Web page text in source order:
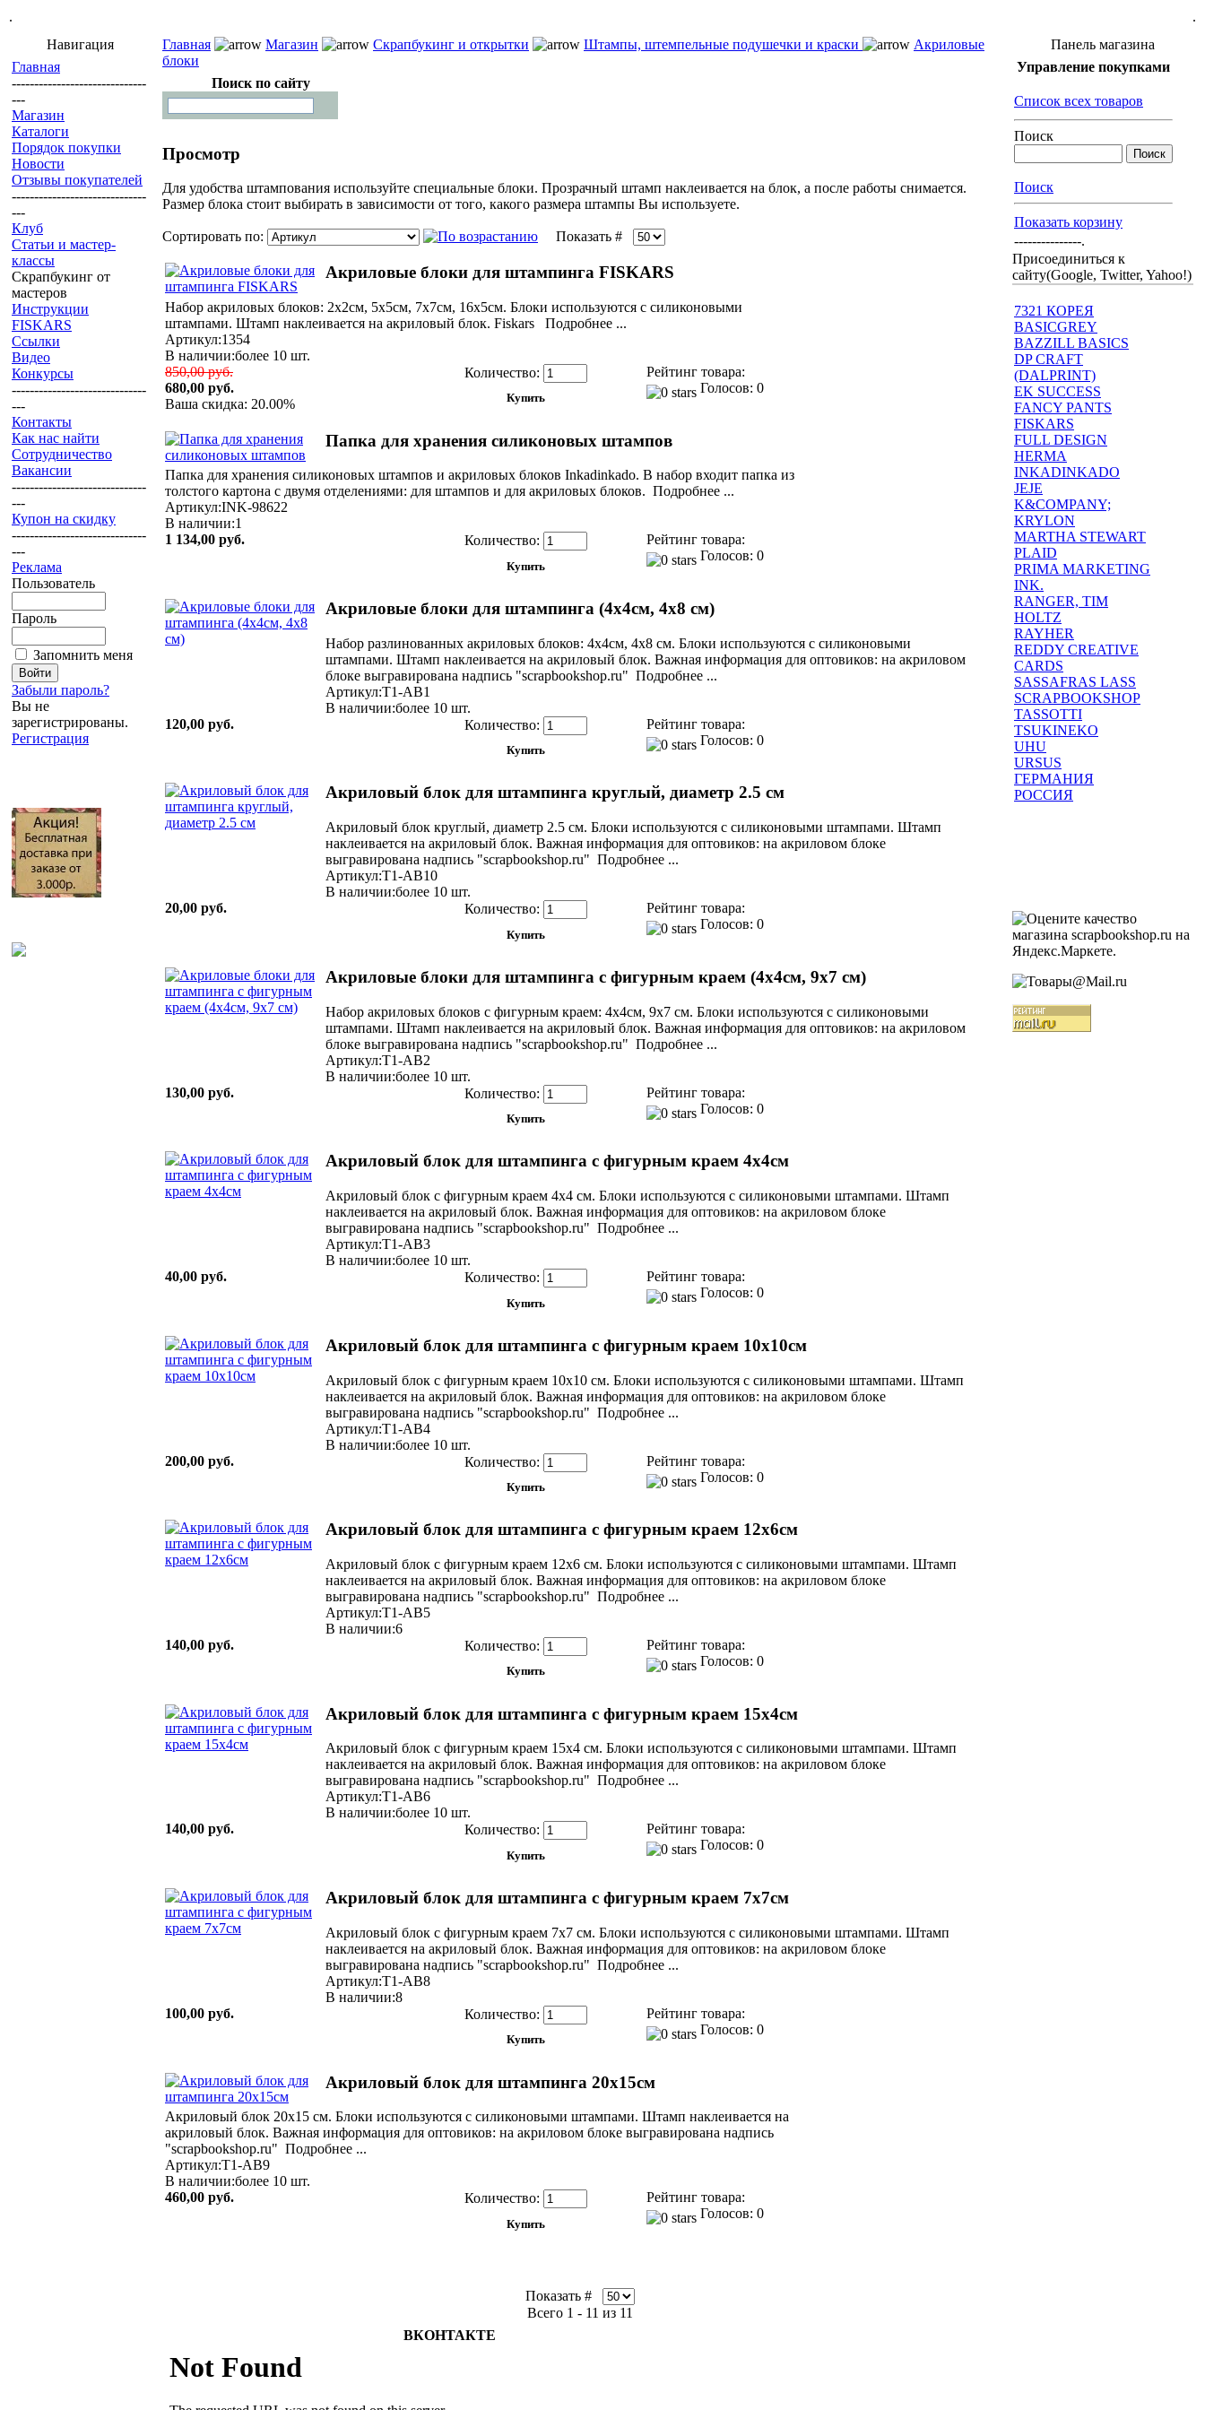
.
.
Навигация
Главная
------------------------------
---
Магазин
Каталоги
Порядок покупки
Новости
Отзывы покупателей
------------------------------
---
Клуб
Статьи и мастер-
классы
Скрапбукинг от
мастеров
Инструкции
FISKARS
Ссылки
Видео
Конкурсы
------------------------------
---
Контакты
Как нас найти
Сотрудничество
Вакансии
------------------------------
---
Купон на скидку
------------------------------
---
Реклама
Пользователь
Пароль
Запомнить меня
Забыли пароль?
Вы не
зарегистрированы.
Регистрация
Главная Магазин Скрапбукинг и открытки Штампы, штемпельные подушечки и краски
Акриловые
блоки
Поиск по сайту
Просмотр
Для удобства штампования используйте специальные блоки. Прозрачный штамп наклеивается на блок, а после работы снимается.
Размер блока стоит выбирать в зависимости от того, какого размера штампы Вы используете.
Сортировать по: Показать #
Акриловые блоки для штампинга FISKARS
Набор акриловых блоков: 2х2см, 5х5см, 7х7см, 16х5см. Блоки используются с силиконовыми
штампами. Штамп наклеивается на акриловый блок. Fiskars Подробнее ...
Артикул:1354
В наличии:более 10 шт.
850,00 руб.
680,00 руб.
Ваша скидка: 20.00%
Количество:
Рейтинг товара:
Голосов: 0
Папка для хранения силиконовых штампов
Папка для хранения силиконовых штампов и акриловых блоков Inkadinkado. В набор входит папка из
толстого картона с двумя отделениями: для штампов и для акриловых блоков. Подробнее ...
Артикул:INK-98622
В наличии:1
1 134,00 руб.
Количество:
Рейтинг товара:
Голосов: 0
Акриловые блоки для штампинга (4х4см, 4х8 см)
Набор разлинованных акриловых блоков: 4х4см, 4х8 см. Блоки используются с силиконовыми
штампами. Штамп наклеивается на акриловый блок. Важная информация для оптовиков: на акриловом
блоке выгравирована надпись "scrapbookshop.ru" Подробнее ...
Артикул:T1-AB1
В наличии:более 10 шт.
120,00 руб.
Количество:
Рейтинг товара:
Голосов: 0
Акриловый блок для штампинга круглый, диаметр 2.5 см
Акриловый блок круглый, диаметр 2.5 см. Блоки используются с силиконовыми штампами. Штамп
наклеивается на акриловый блок. Важная информация для оптовиков: на акриловом блоке
выгравирована надпись "scrapbookshop.ru" Подробнее ...
Артикул:T1-AB10
В наличии:более 10 шт.
20,00 руб.
Количество:
Рейтинг товара:
Голосов: 0
Акриловые блоки для штампинга с фигурным краем (4х4см, 9х7 см)
Набор акриловых блоков с фигурным краем: 4х4см, 9х7 см. Блоки используются с силиконовыми
штампами. Штамп наклеивается на акриловый блок. Важная информация для оптовиков: на акриловом
блоке выгравирована надпись "scrapbookshop.ru" Подробнее ...
Артикул:T1-AB2
В наличии:более 10 шт.
130,00 руб.
Количество:
Рейтинг товара:
Голосов: 0
Акриловый блок для штампинга с фигурным краем 4х4см
Акриловый блок с фигурным краем 4х4 см. Блоки используются с силиконовыми штампами. Штамп
наклеивается на акриловый блок. Важная информация для оптовиков: на акриловом блоке
выгравирована надпись "scrapbookshop.ru" Подробнее ...
Артикул:T1-AB3
В наличии:более 10 шт.
40,00 руб.
Количество:
Рейтинг товара:
Голосов: 0
Акриловый блок для штампинга с фигурным краем 10х10см
Акриловый блок с фигурным краем 10х10 см. Блоки используются с силиконовыми штампами. Штамп
наклеивается на акриловый блок. Важная информация для оптовиков: на акриловом блоке
выгравирована надпись "scrapbookshop.ru" Подробнее ...
Артикул:T1-AB4
В наличии:более 10 шт.
200,00 руб.
Количество:
Рейтинг товара:
Голосов: 0
Акриловый блок для штампинга с фигурным краем 12х6см
Акриловый блок с фигурным краем 12х6 см. Блоки используются с силиконовыми штампами. Штамп
наклеивается на акриловый блок. Важная информация для оптовиков: на акриловом блоке
выгравирована надпись "scrapbookshop.ru" Подробнее ...
Артикул:T1-AB5
В наличии:6
140,00 руб.
Количество:
Рейтинг товара:
Голосов: 0
Акриловый блок для штампинга с фигурным краем 15х4см
Акриловый блок с фигурным краем 15х4 см. Блоки используются с силиконовыми штампами. Штамп
наклеивается на акриловый блок. Важная информация для оптовиков: на акриловом блоке
выгравирована надпись "scrapbookshop.ru" Подробнее ...
Артикул:T1-AB6
В наличии:более 10 шт.
140,00 руб.
Количество:
Рейтинг товара:
Голосов: 0
Акриловый блок для штампинга с фигурным краем 7х7см
Акриловый блок с фигурным краем 7х7 см. Блоки используются с силиконовыми штампами. Штамп
наклеивается на акриловый блок. Важная информация для оптовиков: на акриловом блоке
выгравирована надпись "scrapbookshop.ru" Подробнее ...
Артикул:T1-AB8
В наличии:8
100,00 руб.
Количество:
Рейтинг товара:
Голосов: 0
Акриловый блок для штампинга 20х15см
Акриловый блок 20х15 см. Блоки используются с силиконовыми штампами. Штамп наклеивается на
акриловый блок. Важная информация для оптовиков: на акриловом блоке выгравирована надпись
"scrapbookshop.ru" Подробнее ...
Артикул:T1-AB9
В наличии:более 10 шт.
460,00 руб.
Количество:
Рейтинг товара:
Голосов: 0
Показать #
Всего 1 - 11 из 11
ВКОНТАКТЕ
Панель магазина
Управление покупками
Список всех товаров
Поиск
Поиск
Показать корзину
---------------.
Присоединиться к
сайту(Google, Twitter, Yahoo!)
7321 КОРЕЯ
BASICGREY
BAZZILL BASICS
DP CRAFT
(DALPRINT)
EK SUCCESS
FANCY PANTS
FISKARS
FULL DESIGN
HERMA
INKADINKADO
JEJE
K&COMPANY;
KRYLON
MARTHA STEWART
PLAID
PRIMA MARKETING
INK.
RANGER, TIM
HOLTZ
RAYHER
REDDY CREATIVE
CARDS
SASSAFRAS LASS
SCRAPBOOKSHOP
TASSOTTI
TSUKINEKO
UHU
URSUS
ГЕРМАНИЯ
РОССИЯ